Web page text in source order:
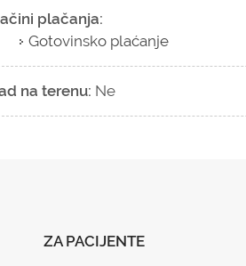
plačanja:
Gotovinsko plaćanje
na terenu: Ne
ZA PACIJENTE